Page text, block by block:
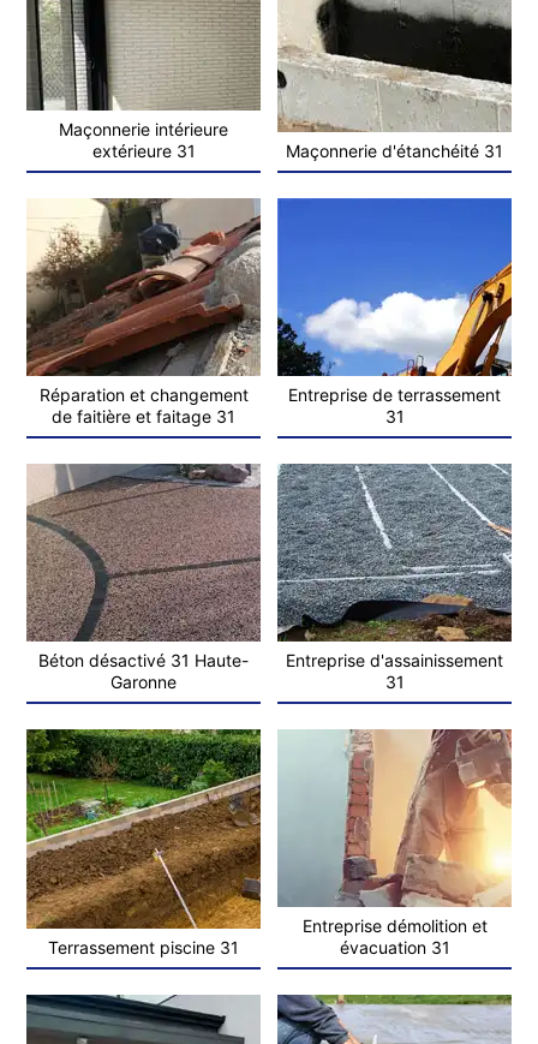
Maçonnerie intérieure
extérieure 31
Maçonnerie d'étanchéité 31
Réparation et changement
de faitière et faitage 31
Entreprise de terrassement
31
Béton désactivé 31 Haute-
Garonne
Entreprise d'assainissement
31
Terrassement piscine 31
Entreprise démolition et
évacuation 31